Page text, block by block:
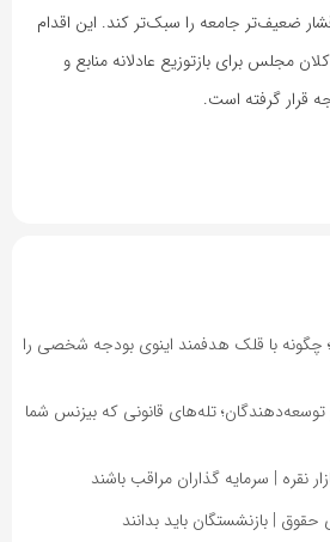
ضعیف‌تر جامعه را سبک‌تر کند. این اقدام
مجلس برای بازتوزیع عادلانه منابع و
قرار گرفته است.
چگونه با قلک هدفمند اینوی بودجه شخصی را
توسعه‌دهندگان؛ تله‌های قانونی که بیزنس شما
نقره | سرمایه گذاران مراقب باشند
| بازنشستگان باید بدانند